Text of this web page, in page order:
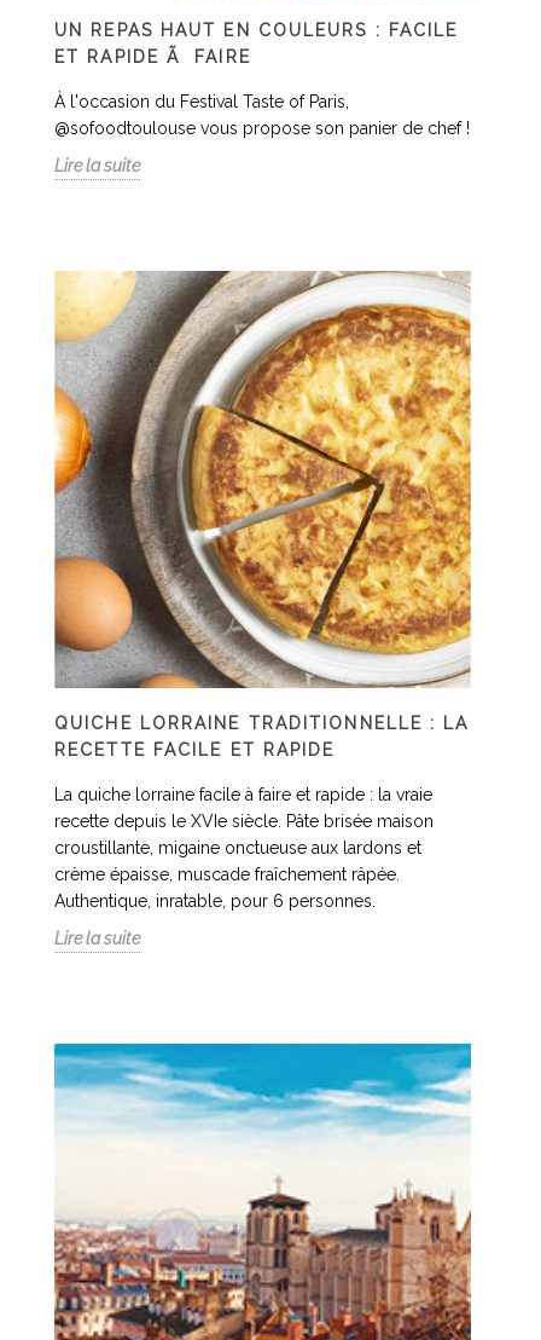
UN REPAS HAUT EN COULEURS : FACILE
ET RAPIDE Ã FAIRE
À l'occasion du Festival Taste of Paris,
@sofoodtoulouse vous propose son panier de chef !
Lire la suite
QUICHE LORRAINE TRADITIONNELLE : LA
RECETTE FACILE ET RAPIDE
La quiche lorraine facile à faire et rapide : la vraie
recette depuis le XVIe siècle. Pâte brisée maison
croustillante, migaine onctueuse aux lardons et
crème épaisse, muscade fraîchement râpée.
Authentique, inratable, pour 6 personnes.
Lire la suite